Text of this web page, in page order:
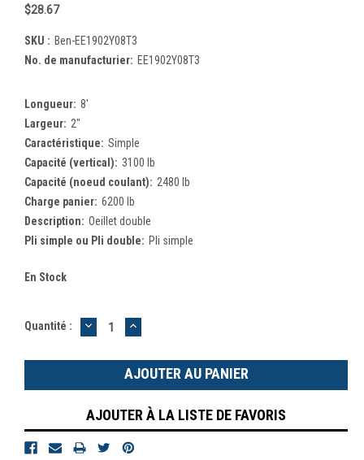
$28.67
SKU : Ben-EE1902Y08T3
No. de manufacturier: EE1902Y08T3
Longueur: 8'
Largeur: 2"
Caractéristique: Simple
Capacité (vertical): 3100 lb
Capacité (noeud coulant): 2480 lb
Charge panier: 6200 lb
Description: Oeillet double
Pli simple ou Pli double: Pli simple
En Stock
Quantité : DIMINUER
LA
:
AUGMENTER
LA
:
AJOUTER À LA LISTE DE FAVORIS